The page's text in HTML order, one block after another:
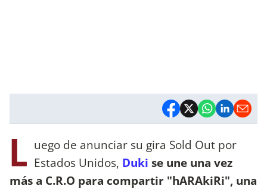
L uego de anunciar su gira Sold Out por
Estados Unidos, Duki se une una vez
más a C.R.O para compartir "hARAkiRi", una